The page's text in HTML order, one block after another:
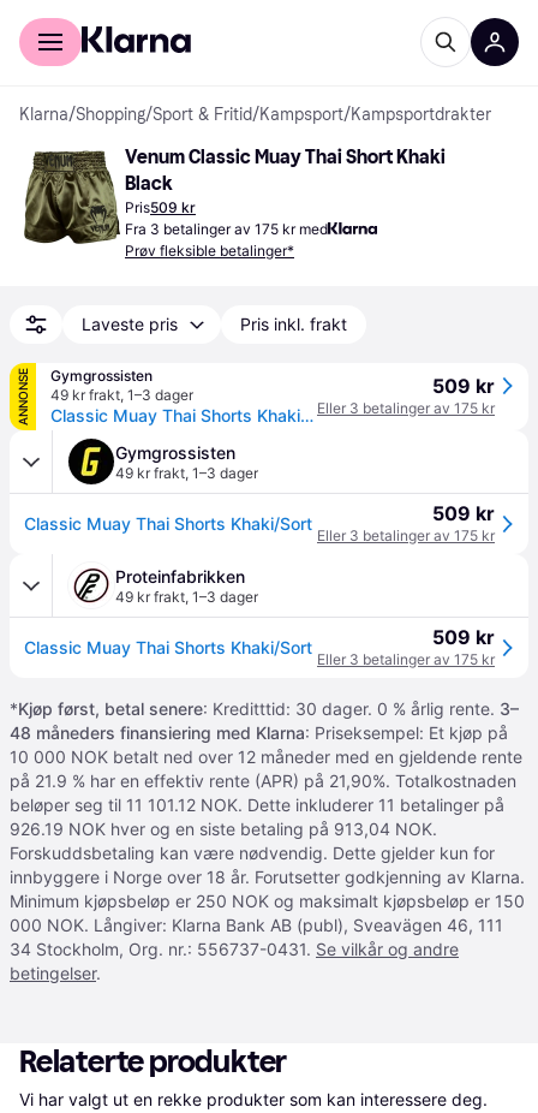
For kunder
Klarna/Shopping/Sport & Fritid/Kampsport/Kampsportdrakter
Venum Classic Muay Thai Short Khaki
Black
Pris509 kr
Fra 3 betalinger av 175 kr med
Prøv fleksible betalinger*
Laveste pris Pris inkl. frakt
ANNONSE
Gymgrossisten
49 kr frakt, 1–3 dager
Classic Muay Thai Shorts Khaki/Sort
509 kr
Eller 3 betalinger av 175 kr
Gymgrossisten
49 kr frakt, 1–3 dager
Classic Muay Thai Shorts Khaki/Sort 509 kr
Eller 3 betalinger av 175 kr
Proteinfabrikken
49 kr frakt, 1–3 dager
Classic Muay Thai Shorts Khaki/Sort 509 kr
Eller 3 betalinger av 175 kr
*Kjøp først, betal senere: Kreditttid: 30 dager. 0 % årlig rente. 3–
48 måneders finansiering med Klarna: Priseksempel: Et kjøp på
10 000 NOK betalt ned over 12 måneder med en gjeldende rente
på 21.9 % har en effektiv rente (APR) på 21,90%. Totalkostnaden
beløper seg til 11 101.12 NOK. Dette inkluderer 11 betalinger på
926.19 NOK hver og en siste betaling på 913,04 NOK.
Forskuddsbetaling kan være nødvendig. Dette gjelder kun for
innbyggere i Norge over 18 år. Forutsetter godkjenning av Klarna.
Minimum kjøpsbeløp er 250 NOK og maksimalt kjøpsbeløp er 150
000 NOK. Långiver: Klarna Bank AB (publ), Sveavägen 46, 111
34 Stockholm, Org. nr.: 556737-0431. Se vilkår og andre
betingelser.
Relaterte produkter